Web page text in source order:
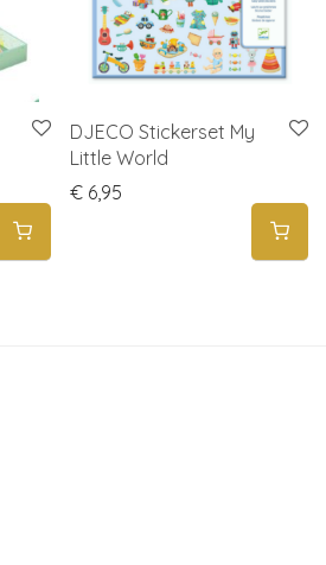
DJECO Stickerset My
Little World
€ 6,95